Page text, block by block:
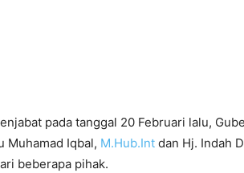
pada tanggal 20 Februari lalu,
Muhamad Iqbal, M.Hub.Int dan Hj. Indah
beberapa pihak.